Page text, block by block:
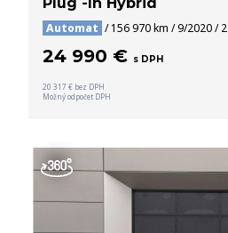
Automat / 156 970 km / 9/2020 /
24 990 € s DPH
20 317 € bez DPH
Možný odpočet DPH